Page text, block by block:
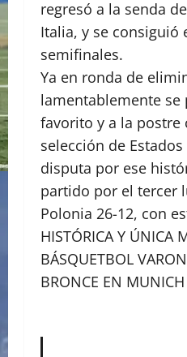
regresó a la senda
Italia, y se consiguió
semifinales.
Ya en ronda de
lamentablemente se
favorito y a la postre
selección de
disputa por ese
partido por el tercer
Polonia 26-12, con
HISTÓRICA Y ÚNICA
BÁSQUETBOL
BRONCE EN